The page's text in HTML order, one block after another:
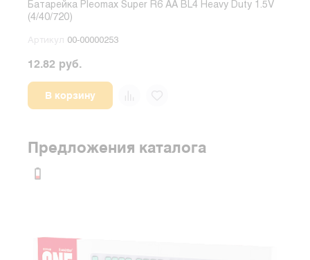
Батарейка Pleomax Super R6 AA BL4 Heavy Duty 1.5V
(4/40/720)
Артикул 00-00000253
12.82 руб.
В корзину
Предложения каталога